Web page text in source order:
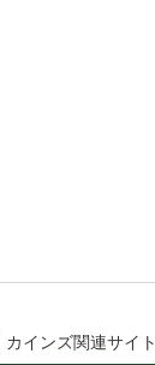
カインズ関連サイト